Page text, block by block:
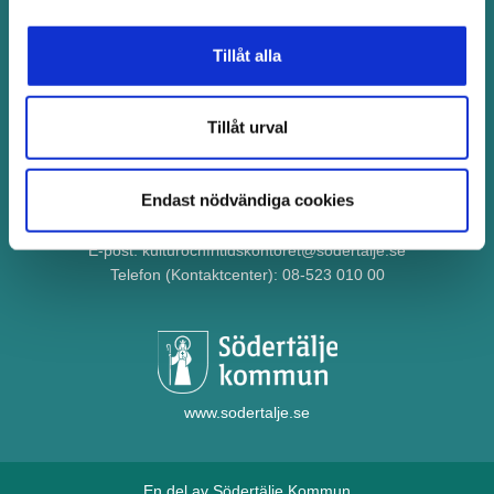
Tillåt alla
Tillåt urval
Endast nödvändiga cookies
Södertälje. Bakom den står Kultur- och fritidskontoret i Södertälje
kommun.
Tillgänglighetsredogörelse
Kontaktuppgifter
E-post:kulturochfritidskontoret@sodertalje.se
Telefon (Kontaktcenter): 08-523 010 00
www.sodertalje.se
En del av Södertälje Kommun